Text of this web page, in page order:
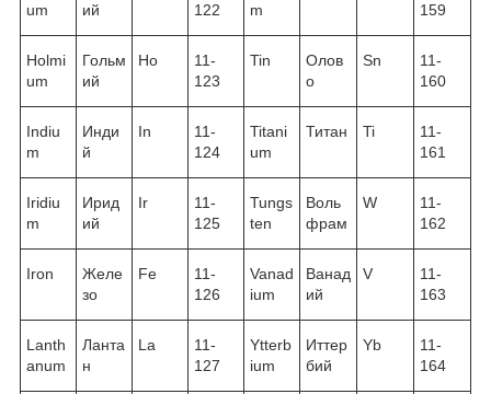
um
ий
122
m
159
Holmi
um
Гольм
ий
Ho
11-
123
Tin
Олов
о
Sn
11-
160
Indiu
m
Инди
й
In
11-
124
Titani
um
Титан Ti
11-
161
Iridiu
m
Ирид
ий
Ir
11-
125
Tungs
ten
Воль
фрам
W
11-
162
Iron
Желе
зо
Fe
11-
126
Vanad
ium
Ванад
ий
V
11-
163
Lanth
anum
Ланта
н
La
11-
127
Ytterb
ium
Иттер
бий
Yb
11-
164